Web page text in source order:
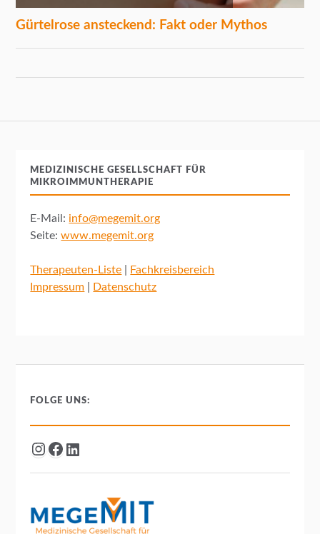
MEDIZINISCHE GESELLSCHAFT FÜR
MIKROIMMUNTHERAPIE
E-Mail: info@megemit.org
Seite:www.megemit.org
Therapeuten-Liste
Fachkreisbereich
Impressum
Datenschutz
FOLGE UNS: